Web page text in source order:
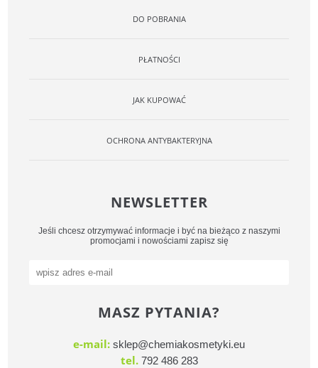
DO POBRANIA
PŁATNOŚCI
JAK KUPOWAĆ
OCHRONA ANTYBAKTERYJNA
NEWSLETTER
Jeśli chcesz otrzymywać informacje i być na bieżąco z naszymi
promocjami i nowościami zapisz się
MASZ PYTANIA?
e-mail: sklep@chemiakosmetyki.eu
tel.792 486 283